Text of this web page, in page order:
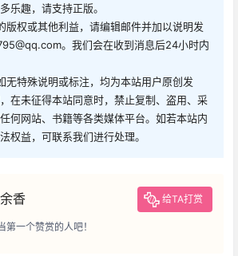
乐趣，请支持正版。
版权或其他利益，请编辑邮件并加以说明发
。我们会在收到消息后24小时内
无特殊说明或标注，均为本站用户原创发
在未征得本站同意时，禁止复制、盗用、采
何网站、书籍等各类媒体平台。如若本站内
权益，可联系我们进行处理。
香 给TA打赏
一个赞赏的人吧！